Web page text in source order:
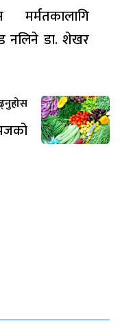
मर्मतकालागि
नलिने डा. शेखर